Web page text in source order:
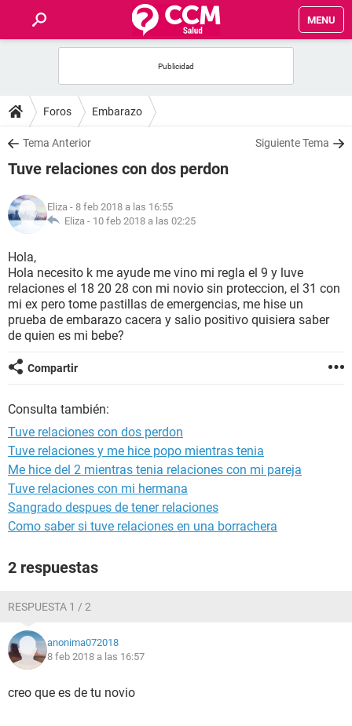
MENU
FOROS
SALUD
NUTRICIÓN
BIENESTAR
SEXUALIDAD
GLOSARIO
Foros Embarazo
Tema Anterior Siguiente Tema
Tuve relaciones con dos perdon
Eliza - 8 feb 2018 a las 16:55
Eliza - 10 feb 2018 a las 02:25
Hola,
Hola necesito k me ayude me vino mi regla el 9 y luve
relaciones el 18 20 28 con mi novio sin proteccion, el 31 con
mi ex pero tome pastillas de emergencias, me hise un
prueba de embarazo cacera y salio positivo quisiera saber
de quien es mi bebe?
Compartir
Consulta también:
Tuve relaciones con dos perdon
Tuve relaciones y me hice popo mientras tenia
Me hice del 2 mientras tenia relaciones con mi pareja
Tuve relaciones con mi hermana
Sangrado despues de tener relaciones
Como saber si tuve relaciones en una borrachera
2 respuestas
RESPUESTA 1 / 2
anonima072018
8 feb 2018 a las 16:57
creo que es de tu novio